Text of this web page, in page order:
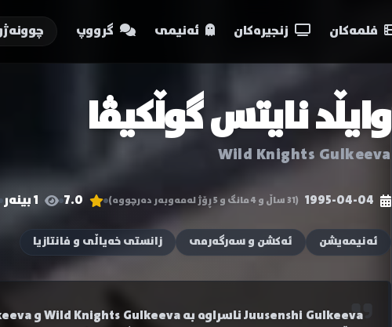
فلمەکان زنجیرەکان ئەنیمی گرووپ
وایڵد نایتس گوڵکیڤا
Wild Knights Gulkeeva
1995-04-04 (31 ساڵ و 4 مانگ و 5 ڕۆژ لەمەوبەر دەرچووە) 7.0 1 بینەر
ئەنیمەیشن ئەکشن و سەرگەرمی زانستی خەیاڵی و فانتازیا